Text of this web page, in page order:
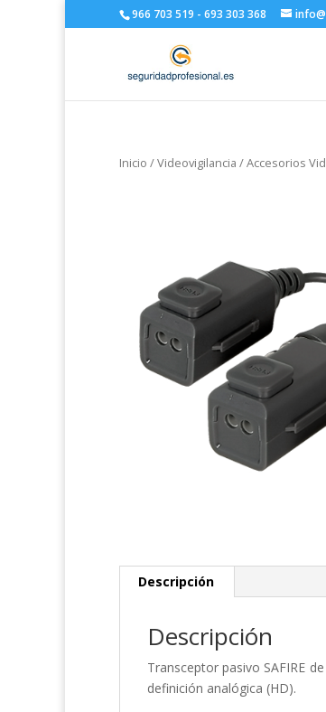
966 703 519 - 693 303 368
Inicio /Videovigilancia /Accesorios
Descripción
Descripción
Transceptor pasivo SAFIRE
definición analógica (HD).